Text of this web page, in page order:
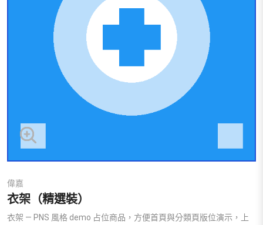
偉嘉
衣架（精選裝）
衣架 — PNS 風格 demo 占位商品，方便首頁與分類頁版位演示，上